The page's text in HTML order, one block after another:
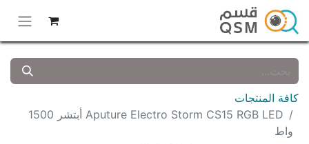
كافة المنتجات
Aputure Electro Storm CS15 RGB LED أبتشر 1500
واط